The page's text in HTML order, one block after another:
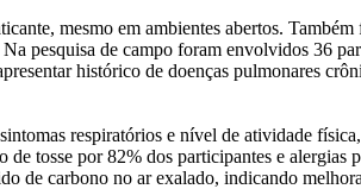
mesmo em ambientes abertos.
pesquisa de campo foram envolvidos 36
histórico de doenças pulmonares
respiratórios e nível de atividade
tosse por 82% dos participantes e alergias
de carbono no ar exalado, indicando